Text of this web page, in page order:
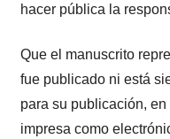
hacer pública la
Que el manuscrito
fue publicado ni está
para su publicación,
impresa como